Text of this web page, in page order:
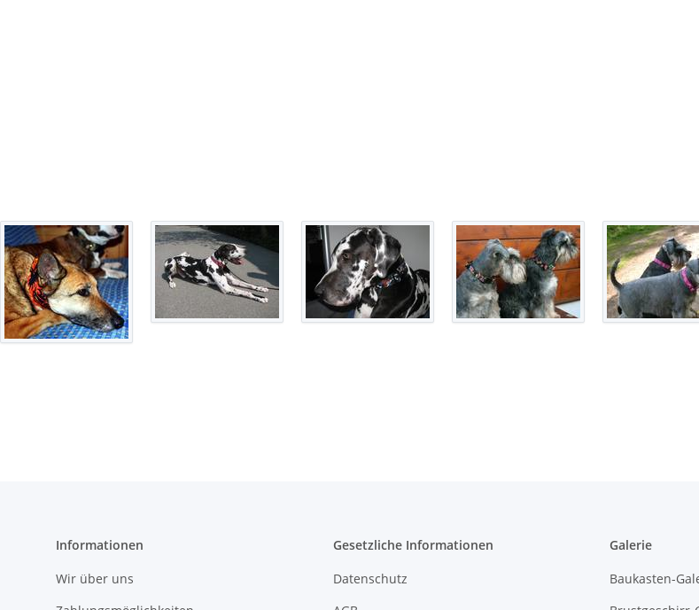
Informationen
Wir über uns
Gesetzliche Informationen
Datenschutz
Galerie
Baukasten-